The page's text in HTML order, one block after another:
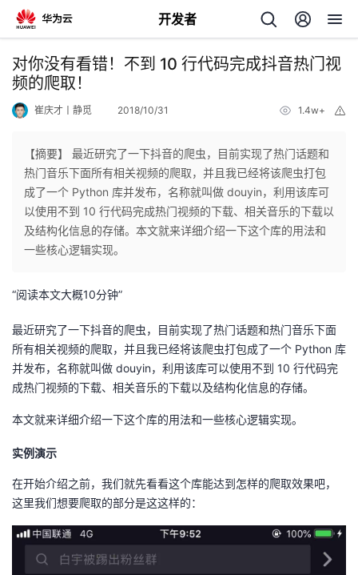
开发者
返
回
个
人
我
发
者
我
博
客
的
论
我
的
我
对你没有看错！不到 10 行代码完成抖音热门视
频的爬取！
崔庆才丨静觅 2018/10/31 1.4w+
【摘要】 最近研究了一下抖音的爬虫，目前实现了热门话题和
热门音乐下面所有相关视频的爬取，并且我已经将该爬虫打包
成了一个 Python 库并发布，名称就叫做 douyin，利用该库可
以使用不到 10 行代码完成热门视频的下载、相关音乐的下载以
及结构化信息的存储。本文就来详细介绍一下这个库的用法和
一些核心逻辑实现。
“阅读本文大概10分钟”
最近研究了一下抖音的爬虫，目前实现了热门话题和热门音乐下面
所有相关视频的爬取，并且我已经将该爬虫打包成了一个 Python 库
并发布，名称就叫做 douyin，利用该库可以使用不到 10 行代码完
成热门视频的下载、相关音乐的下载以及结构化信息的存储。
本文就来详细介绍一下这个库的用法和一些核心逻辑实现。
实例演示
在开始介绍之前，我们就先看看这个库能达到怎样的爬取效果吧，
这里我们想要爬取的部分是这这样的：